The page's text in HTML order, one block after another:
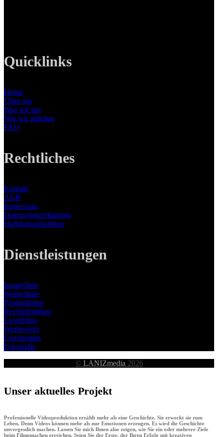
Quicklinks
Home
Über uns
Was wir tun
Wie wir arbeiten
FAQ
Rechtliches
Kontakt
AGB
Impressum
Datenschutzerklärung
Haftungsausschluss
Dienstleistungen
Imagefilme
Werbefilme
Produktfilme
Recruitingfilme
Eventfilme
Werbespots
Livestreams
Fotografie
© LANIZmedia 2026
Unser aktuelles Projekt
Professionelle Videoproduktion erzählt mehr als eine Geschichte. Sie erweckt sie zum
Leben. Denn Videos können mehr als nur Emotionen erzeugen. Es wird die Geschichte
unvergesslich machen. Lassen Sie mich Ihnen also zeigen, wie Sie ein oder mehrere Ziele
beim Filmemachen erreichen. Seien Sie der Erste, der Ihren Erfolg mit kreativen